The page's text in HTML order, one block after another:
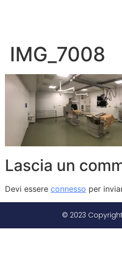
IMG_7008
Lascia un
Devi essere connesso per
© 2023